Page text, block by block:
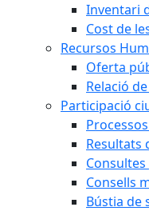
Inventari
Cost de
Recursos
Oferta
Relació
Participació
Resultats
Consells
Bústia de